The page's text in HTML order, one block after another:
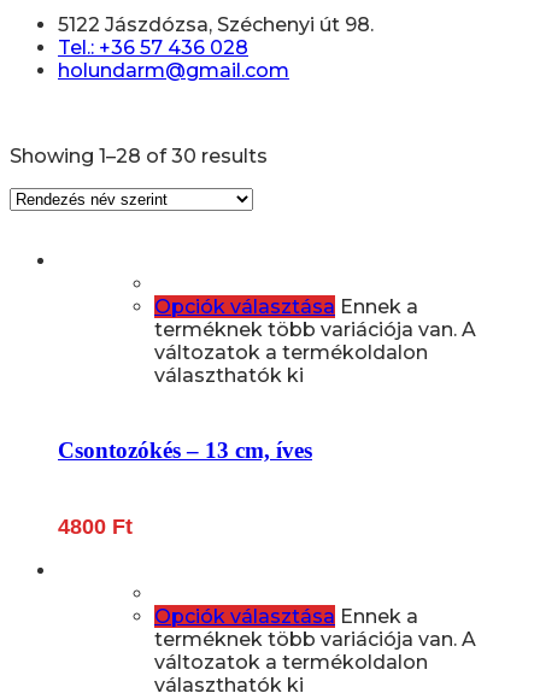
5122 Jászdózsa, Széchenyi út 98.
Tel.: +36 57 436 028
holundarm@gmail.com
Showing 1–28 of 30 results
Opciók választása Ennek a
terméknek több variációja van. A
változatok a termékoldalon
választhatók ki
Csontozókés – 13 cm, íves
4800 Ft
Opciók választása Ennek a
terméknek több variációja van. A
változatok a termékoldalon
választhatók ki